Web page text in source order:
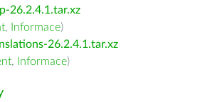
26.2.4.1.tar.xz
, Informace)
26.2.4.1.tar.xz
, Informace)